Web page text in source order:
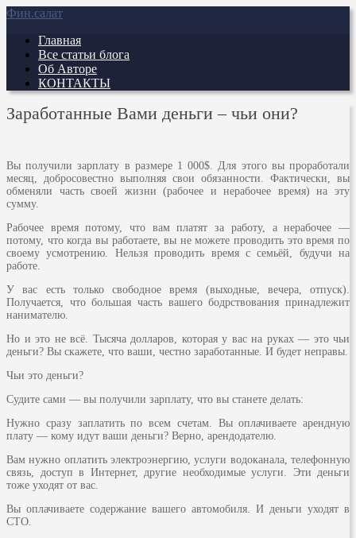
Фин.салат
Главная
Все статьи блога
Об Авторе
КОНТАКТЫ
Заработанные Вами деньги – чьи они?
Вы получили зарплату в размере 1 000$. Для этого вы проработали
месяц, добросовестно выполняя свои обязанности. Фактически, вы
обменяли часть своей жизни (рабочее и нерабочее время) на эту
сумму.
Рабочее время потому, что вам платят за работу, а нерабочее —
потому, что когда вы работаете, вы не можете проводить это время по
своему усмотрению. Нельзя проводить время с семьёй, будучи на
работе.
У вас есть только свободное время (выходные, вечера, отпуск).
Получается, что большая часть вашего бодрствования принадлежит
нанимателю.
Но и это не всё. Тысяча долларов, которая у вас на руках — это чьи
деньги? Вы скажете, что ваши, честно заработанные. И будет неправы.
Чьи это деньги?
Судите сами — вы получили зарплату, что вы станете делать:
Нужно сразу заплатить по всем счетам. Вы оплачиваете арендную
плату — кому идут ваши деньги? Верно, арендодателю.
Вам нужно оплатить электроэнергию, услуги водоканала, телефонную
связь, доступ в Интернет, другие необходимые услуги. Эти деньги
тоже уходят от вас.
Вы оплачиваете содержание вашего автомобиля. И деньги уходят в
СТО.